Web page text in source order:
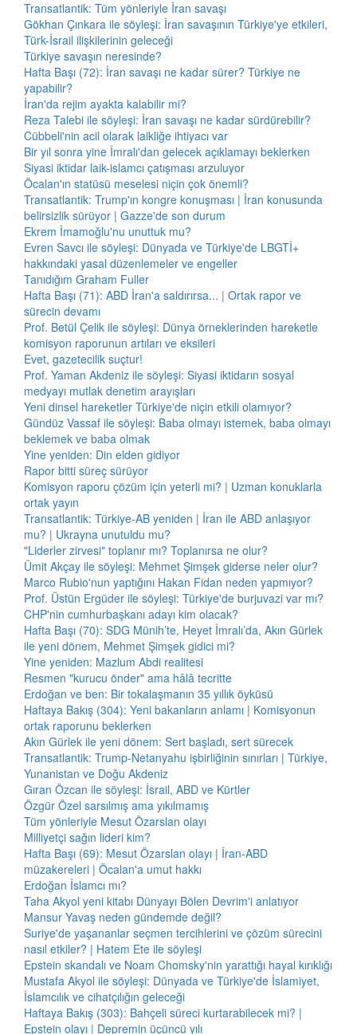
Transatlantik: Tüm yönleriyle İran savaşı
Gökhan Çınkara ile söyleşi: İran savaşının Türkiye'ye etkileri,
Türk-İsrail ilişkilerinin geleceği
Türkiye savaşın neresinde?
Hafta Başı (72): İran savaşı ne kadar sürer? Türkiye ne
yapabilir?
İran'da rejim ayakta kalabilir mi?
Reza Talebi ile söyleşi: İran savaşı ne kadar sürdürebilir?
Cübbeli'nin acil olarak laikliğe ihtiyacı var
Bir yıl sonra yine İmralı'dan gelecek açıklamayı beklerken
Siyasi iktidar laik-islamcı çatışması arzuluyor
Öcalan'ın statüsü meselesi niçin çok önemli?
Transatlantik: Trump'ın kongre konuşması | İran konusunda
belirsizlik sürüyor | Gazze'de son durum
Ekrem İmamoğlu'nu unuttuk mu?
Evren Savcı ile söyleşi: Dünyada ve Türkiye'de LBGTİ+
hakkındaki yasal düzenlemeler ve engeller
Tanıdığım Graham Fuller
Hafta Başı (71): ABD İran'a saldırırsa... | Ortak rapor ve
sürecin devamı
Prof. Betül Çelik ile söyleşi: Dünya örneklerinden hareketle
komisyon raporunun artıları ve eksileri
Evet, gazetecilik suçtur!
Prof. Yaman Akdeniz ile söyleşi: Siyasi iktidarın sosyal
medyayı mutlak denetim arayışları
Yeni dinsel hareketler Türkiye'de niçin etkili olamıyor?
Gündüz Vassaf ile söyleşi: Baba olmayı istemek, baba olmayı
beklemek ve baba olmak
Yine yeniden: Din elden gidiyor
Rapor bitti süreç sürüyor
Komisyon raporu çözüm için yeterli mi? | Uzman konuklarla
ortak yayın
Transatlantik: Türkiye-AB yeniden | İran ile ABD anlaşıyor
mu? | Ukrayna unutuldu mu?
"Liderler zirvesi" toplanır mı? Toplanırsa ne olur?
Ümit Akçay ile söyleşi: Mehmet Şimşek giderse neler olur?
Marco Rubio'nun yaptığını Hakan Fidan neden yapmıyor?
Prof. Üstün Ergüder ile söyleşi: Türkiye'de burjuvazi var mı?
CHP'nin cumhurbaşkanı adayı kim olacak?
Hafta Başı (70): SDG Münih’te, Heyet İmralı’da, Akın Gürlek
ile yeni dönem, Mehmet Şimşek gidici mi?
Yine yeniden: Mazlum Abdi realitesi
Resmen "kurucu önder" ama hâlâ tecritte
Erdoğan ve ben: Bir tokalaşmanın 35 yıllık öyküsü
Haftaya Bakış (304): Yeni bakanların anlamı | Komisyonun
ortak raporunu beklerken
Akın Gürlek ile yeni dönem: Sert başladı, sert sürecek
Transatlantik: Trump-Netanyahu işbirliğinin sınırları | Türkiye,
Yunanistan ve Doğu Akdeniz
Gıran Özcan ile söyleşi: İsrail, ABD ve Kürtler
Özgür Özel sarsılmış ama yıkılmamış
Tüm yönleriyle Mesut Özarslan olayı
Milliyetçi sağın lideri kim?
Hafta Başı (69): Mesut Özarslan olayı | İran-ABD
müzakereleri | Öcalan'a umut hakkı
Erdoğan İslamcı mı?
Taha Akyol yeni kitabı Dünyayı Bölen Devrim'i anlatıyor
Mansur Yavaş neden gündemde değil?
Suriye'de yaşananlar seçmen tercihlerini ve çözüm sürecini
nasıl etkiler? | Hatem Ete ile söyleşi
Epstein skandalı ve Noam Chomsky'nin yarattığı hayal kırıklığı
Mustafa Akyol ile söyleşi: Dünyada ve Türkiye'de İslamiyet,
İslamcılık ve cihatçılığın geleceği
Haftaya Bakış (303): Bahçeli süreci kurtarabilecek mi? |
Epstein olayı | Depremin üçüncü yılı